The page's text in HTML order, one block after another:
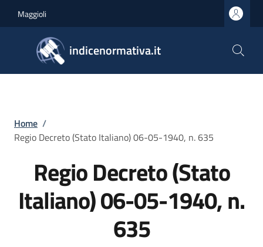
Maggioli
indicenormativa.it
Briciole di pane
Home /
Regio Decreto (Stato Italiano) 06-05-1940, n. 635
Regio Decreto (Stato
Italiano) 06-05-1940, n.
635